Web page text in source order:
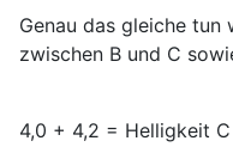
Genau das gleiche
zwischen B und C
4,0 + 4,2 = Helligkeit